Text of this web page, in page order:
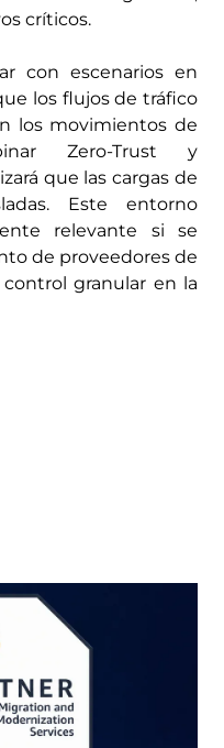
críticos.
con escenarios en
los flujos de tráfico
los movimientos de
Zero-Trust y
que las cargas de
Este entorno
relevante si se
de proveedores de
granular en la